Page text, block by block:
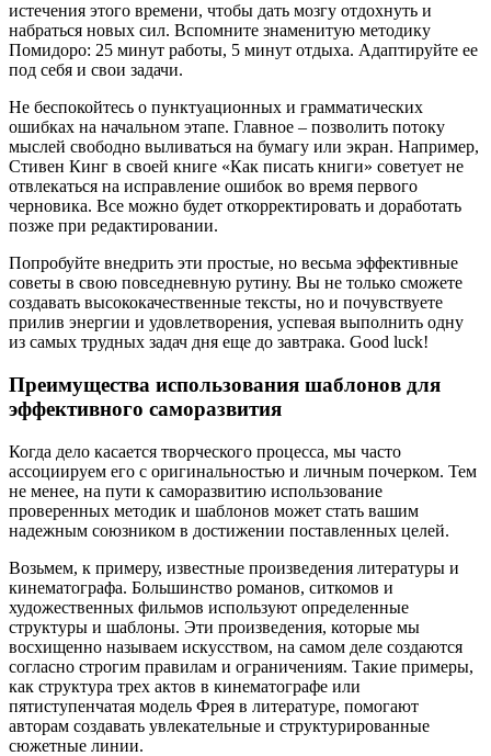
истечения этого времени, чтобы дать мозгу отдохнуть и
набраться новых сил. Вспомните знаменитую методику
Помидоро: 25 минут работы, 5 минут отдыха. Адаптируйте ее
под себя и свои задачи.
Не беспокойтесь о пунктуационных и грамматических
ошибках на начальном этапе. Главное – позволить потоку
мыслей свободно выливаться на бумагу или экран. Например,
Стивен Кинг в своей книге «Как писать книги» советует не
отвлекаться на исправление ошибок во время первого
черновика. Все можно будет откорректировать и доработать
позже при редактировании.
Попробуйте внедрить эти простые, но весьма эффективные
советы в свою повседневную рутину. Вы не только сможете
создавать высококачественные тексты, но и почувствуете
прилив энергии и удовлетворения, успевая выполнить одну
из самых трудных задач дня еще до завтрака. Good luck!
Преимущества использования шаблонов для
эффективного саморазвития
Когда дело касается творческого процесса, мы часто
ассоциируем его с оригинальностью и личным почерком. Тем
не менее, на пути к саморазвитию использование
проверенных методик и шаблонов может стать вашим
надежным союзником в достижении поставленных целей.
Возьмем, к примеру, известные произведения литературы и
кинематографа. Большинство романов, ситкомов и
художественных фильмов используют определенные
структуры и шаблоны. Эти произведения, которые мы
восхищенно называем искусством, на самом деле создаются
согласно строгим правилам и ограничениям. Такие примеры,
как структура трех актов в кинематографе или
пятиступенчатая модель Фрея в литературе, помогают
авторам создавать увлекательные и структурированные
сюжетные линии.